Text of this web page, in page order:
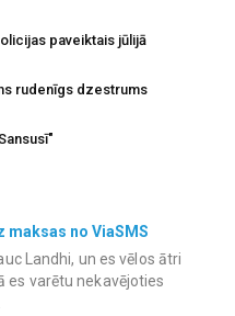
paveiktais jūlijā
rudenīgs dzestrums
maksas no ViaSMS
Landhi, un es vēlos ātri
es varētu nekavējoties